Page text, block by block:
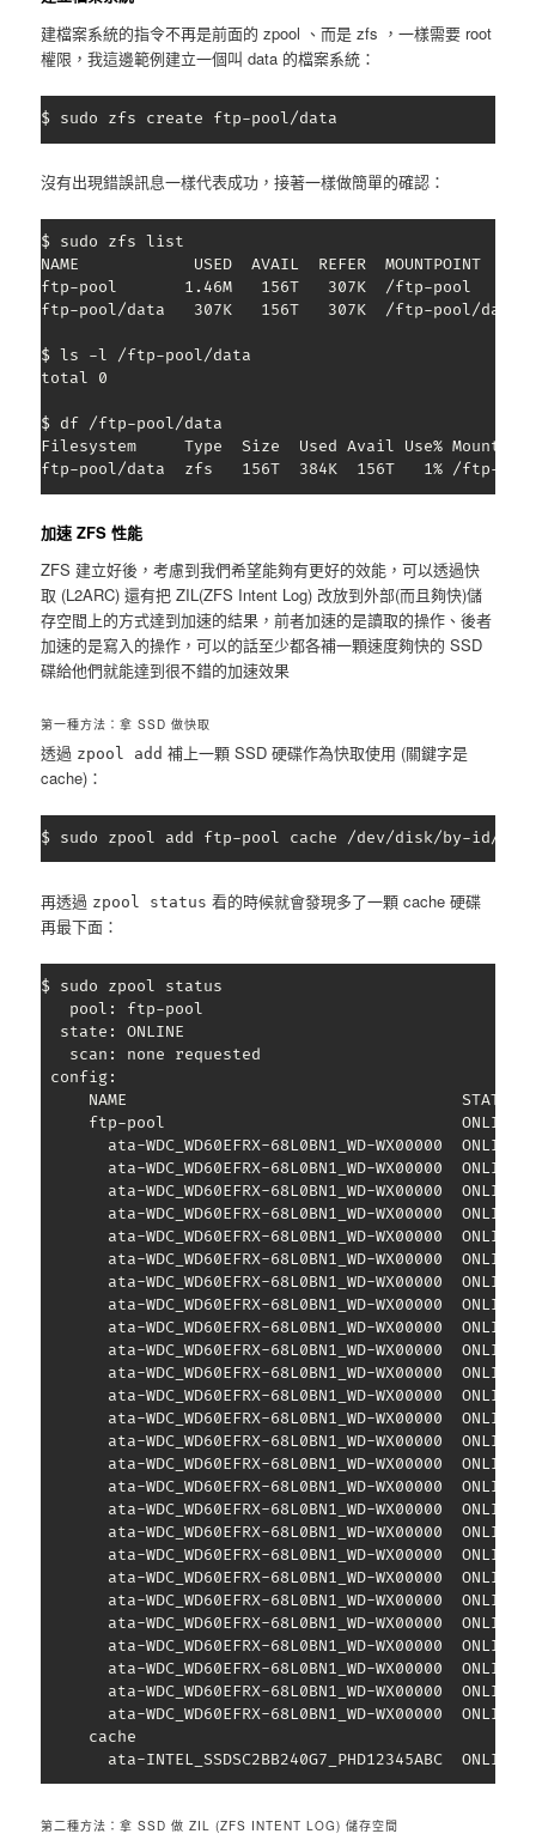
建檔案系統的指令不再是前面的 zpool 、而是 zfs ，一樣需要 root
權限，我這邊範例建立一個叫 data 的檔案系統：
$ sudo zfs create ftp-pool/data
沒有出現錯誤訊息一樣代表成功，接著一樣做簡單的確認：
$ sudo zfs list
NAME            USED  AVAIL  REFER  MOUNTPOINT
ftp-pool       1.46M   156T   307K  /ftp-pool
ftp-pool/data   307K   156T   307K  /ftp-pool/data
$ ls -l /ftp-pool/data
total 0
$ df /ftp-pool/data
Filesystem     Type  Size  Used Avail Use% Mounted
ftp-pool/data  zfs   156T  384K  156T   1% /ftp-
加速 ZFS 性能
ZFS 建立好後，考慮到我們希望能夠有更好的效能，可以透過快
取 (L2ARC) 還有把 ZIL(ZFS Intent Log) 改放到外部(而且夠快)儲
存空間上的方式達到加速的結果，前者加速的是讀取的操作、後者
加速的是寫入的操作，可以的話至少都各補一顆速度夠快的 SSD
碟給他們就能達到很不錯的加速效果
第一種方法：拿 SSD 做快取
透過 zpool add 補上一顆 SSD 硬碟作為快取使用 (關鍵字是
cache)：
$ sudo zpool add ftp-pool cache /dev/disk/by-id/ata-
再透過 zpool status 看的時候就會發現多了一顆 cache 硬碟
再最下面：
$ sudo zpool status
   pool: ftp-pool
  state: ONLINE
   scan: none requested
config:
NAME                                   STATE
ftp-pool                               ONLINE
ata-WDC_WD60EFRX-68L0BN1_WD-WX00000  ONLINE
ata-WDC_WD60EFRX-68L0BN1_WD-WX00000  ONLINE
ata-WDC_WD60EFRX-68L0BN1_WD-WX00000  ONLINE
ata-WDC_WD60EFRX-68L0BN1_WD-WX00000  ONLINE
ata-WDC_WD60EFRX-68L0BN1_WD-WX00000  ONLINE
ata-WDC_WD60EFRX-68L0BN1_WD-WX00000  ONLINE
ata-WDC_WD60EFRX-68L0BN1_WD-WX00000  ONLINE
ata-WDC_WD60EFRX-68L0BN1_WD-WX00000  ONLINE
ata-WDC_WD60EFRX-68L0BN1_WD-WX00000  ONLINE
ata-WDC_WD60EFRX-68L0BN1_WD-WX00000  ONLINE
ata-WDC_WD60EFRX-68L0BN1_WD-WX00000  ONLINE
ata-WDC_WD60EFRX-68L0BN1_WD-WX00000  ONLINE
ata-WDC_WD60EFRX-68L0BN1_WD-WX00000  ONLINE
ata-WDC_WD60EFRX-68L0BN1_WD-WX00000  ONLINE
ata-WDC_WD60EFRX-68L0BN1_WD-WX00000  ONLINE
ata-WDC_WD60EFRX-68L0BN1_WD-WX00000  ONLINE
ata-WDC_WD60EFRX-68L0BN1_WD-WX00000  ONLINE
ata-WDC_WD60EFRX-68L0BN1_WD-WX00000  ONLINE
ata-WDC_WD60EFRX-68L0BN1_WD-WX00000  ONLINE
ata-WDC_WD60EFRX-68L0BN1_WD-WX00000  ONLINE
ata-WDC_WD60EFRX-68L0BN1_WD-WX00000  ONLINE
ata-WDC_WD60EFRX-68L0BN1_WD-WX00000  ONLINE
ata-WDC_WD60EFRX-68L0BN1_WD-WX00000  ONLINE
ata-WDC_WD60EFRX-68L0BN1_WD-WX00000  ONLINE
ata-WDC_WD60EFRX-68L0BN1_WD-WX00000  ONLINE
ata-WDC_WD60EFRX-68L0BN1_WD-WX00000  ONLINE
     cache
ata-INTEL_SSDSC2BB240G7_PHD12345ABC  ONLINE
第二種方法：拿 SSD 做 ZIL (ZFS INTENT LOG) 儲存空間